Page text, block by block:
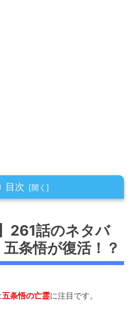
目次
のネタバレ最新情報！乙骨
なる覚悟を決める！！
したのは五条悟だった！
261話のネタバ
条悟が復活！？
五条悟の亡霊に注目です。